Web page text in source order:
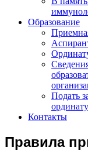
Образование
Подать
Контакты
Правила